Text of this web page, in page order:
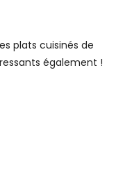
plats cuisinés de
également !